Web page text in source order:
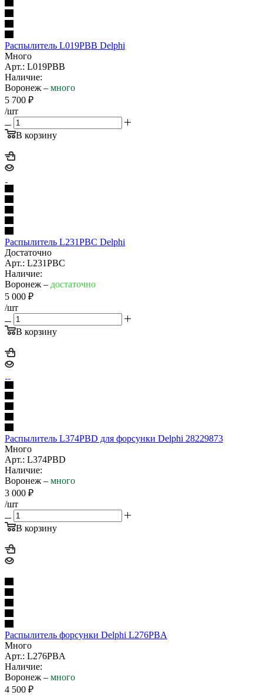
Распылитель L019PBB Delphi
Много
Арт.: L019PBB
Наличие:
Воронеж – много
5 700 ₽
/шт
В корзину
Распылитель L231PBC Delphi
Достаточно
Арт.: L231PBC
Наличие:
Воронеж – достаточно
5 000 ₽
/шт
В корзину
Распылитель L374PBD для форсунки Delphi 28229873
Много
Арт.: L374PBD
Наличие:
Воронеж – много
3 000 ₽
/шт
В корзину
Распылитель форсунки Delphi L276PBA
Много
Арт.: L276PBA
Наличие:
Воронеж – много
4 500 ₽